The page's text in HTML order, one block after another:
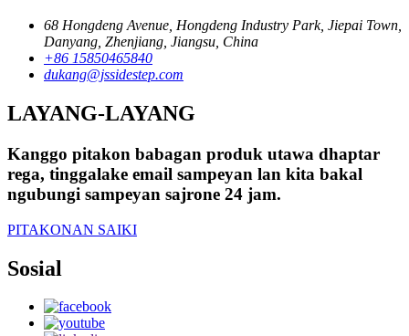
68 Hongdeng Avenue, Hongdeng Industry Park, Jiepai Town,
Danyang, Zhenjiang, Jiangsu, China
+86 15850465840
dukang@jssidestep.com
LAYANG-LAYANG
Kanggo pitakon babagan produk utawa dhaptar
rega, tinggalake email sampeyan lan kita bakal
ngubungi sampeyan sajrone 24 jam.
PITAKONAN SAIKI
Sosial